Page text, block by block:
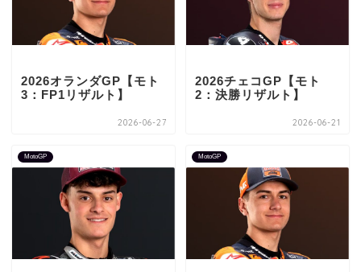
2026オランダGP【モト
3：FP1リザルト】
2026-06-27
2026チェコGP【モト
2：決勝リザルト】
2026-06-21
MotoGP MotoGP